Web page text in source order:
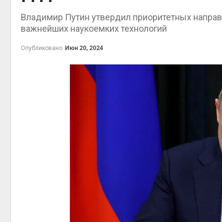
Владимир Путин утвердил приоритетных
важнейших наукоемких технологий
Опубликовано Июн 20, 2024
Органические яйца
климата»: исследование
экологических расчётов
Стартовал прием заявок
на экологическую
«Экопозитив-2026»
Омская область получит
ещё 598 млн рублей на
перевод частных домов
В Японии высаживают прибрежные
леса для защиты от цунами
Авг 6,
Авг 6,